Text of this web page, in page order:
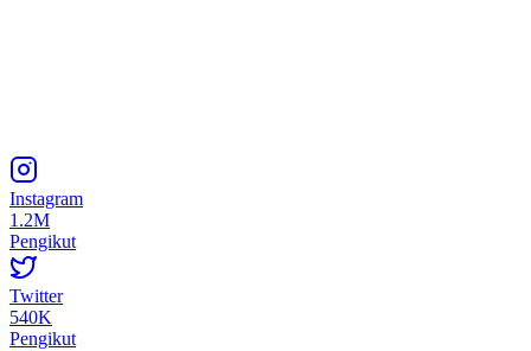
Instagram
1.2M
Pengikut
Twitter
540K
Pengikut